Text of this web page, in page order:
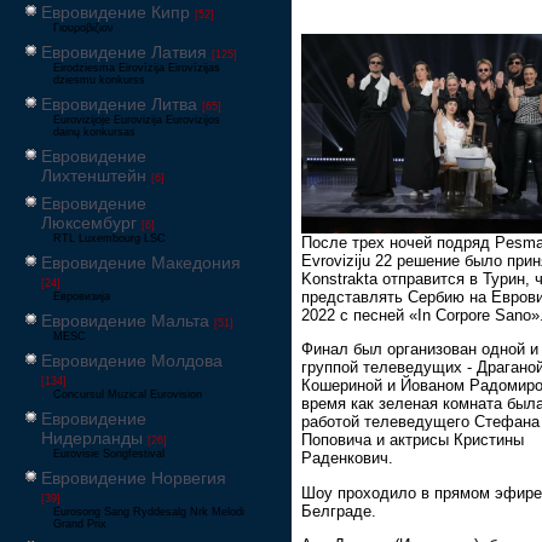
Евровидение Кипр [52]
Γιουροβίζιον
Евровидение Латвия [125]
Eirodziesma Eirovīzija Eirovīzijas
dziesmu konkurss
Евровидение Литва [65]
Eurovizijoje Eurovizija Eurovizijos
dainų konkursas
Евровидение
Лихтенштейн [6]
Евровидение
Люксембург [6]
RTL Luxembourg LSC
Евровидение Македония
[24]
Евровизија
Евровидение Мальта [51]
MESC
Евровидение Молдова
[134]
Concursul Muzical Eurovision
Евровидение
Нидерланды [26]
Eurovisie Songfestival
Евровидение Норвегия
[39]
Eurosong Sang Ryddesalg Nrk Melodi
Grand Prix
После трех ночей подряд
Evroviziju 22 решение было
Konstrakta отправится в Турин,
представлять Сербию на
2022 с песней «In Corpore
Финал был организован одной
группой телеведущих -
Кошериной и Йованом
время как зеленая комната
работой телеведущего Стефана
Поповича и актрисы Кристины
Раденкович.
Шоу проходило в прямом
Белграде.